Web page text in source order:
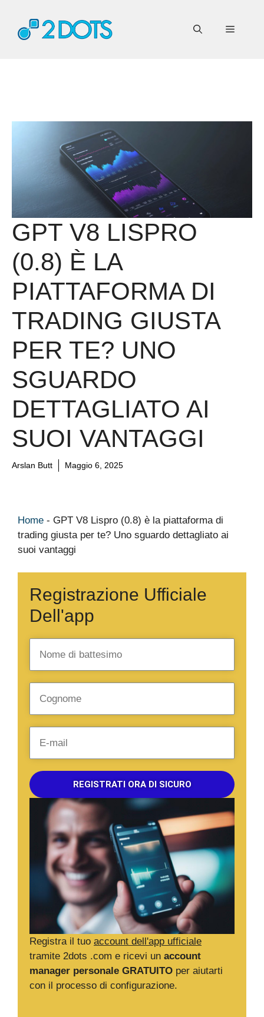
contenuto
Menu
GPT V8 LISPRO
(0.8) È LA
PIATTAFORMA DI
TRADING GIUSTA
PER TE? UNO
SGUARDO
DETTAGLIATO AI
SUOI VANTAGGI
Arslan Butt Maggio 6, 2025
Home - GPT V8 Lispro (0.8) è la piattaforma di
trading giusta per te? Uno sguardo dettagliato ai
suoi vantaggi
Registra il tuo account dell'app ufficiale
tramite 2dots .com e ricevi un account
manager personale GRATUITO per aiutarti
con il processo di configurazione.
Registrazione Ufficiale
Dell'app
REGISTRATI ORA DI SICURO